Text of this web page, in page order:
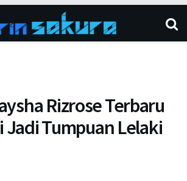
Rizrose Terbaru
Jadi Tumpuan Lelaki